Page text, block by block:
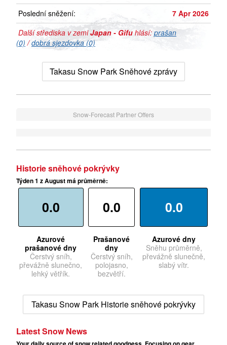
Poslední sněžení:
7 Apr 2026
Další střediska v zemiJapan - Gifu hlásí: prašan
(0) /dobrá sjezdovka (0)
Takasu Snow Park Sněhové zprávy
Snow-Forecast Partner Offers
Historie sněhové pokrývky
Týden 1 z August má průměrně:
0.0
Azurové
prašanové dny
Čerstvý sníh,
převážně slunečno,
lehký větřík.
0.0
Prašanové
dny
Čerstvý sníh,
polojasno,
bezvětří.
0.0
Azurové dny
Sněhu průměrně,
převážně slunečně,
slabý vítr.
Takasu Snow Park Historie sněhové pokrývky